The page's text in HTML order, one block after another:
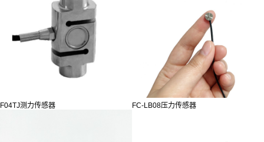
F04TJ测力传感器 FC-LB08压力传感器